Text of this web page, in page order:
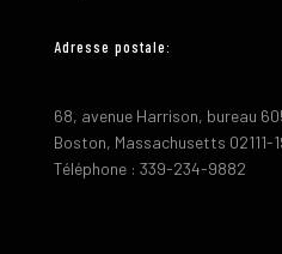
Adresse postale:
68, avenue Harrison, bureau
Boston, Massachusetts 02111-
Téléphone : 339-234-9882